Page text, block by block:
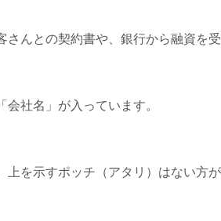
さんとの契約書や、銀行から融資を
社名」が入っています。
上を示すポッチ（アタリ）はない方